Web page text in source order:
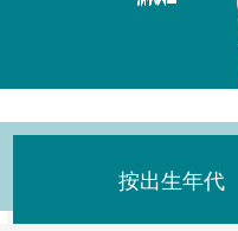
按出生年代